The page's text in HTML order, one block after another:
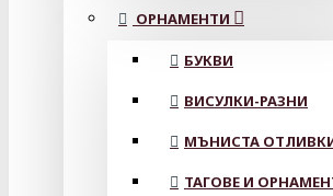
ОРНАМЕНТИ
БУКВИ
ВИСУЛКИ-РАЗНИ
МЪНИСТА
ТАГОВЕ И